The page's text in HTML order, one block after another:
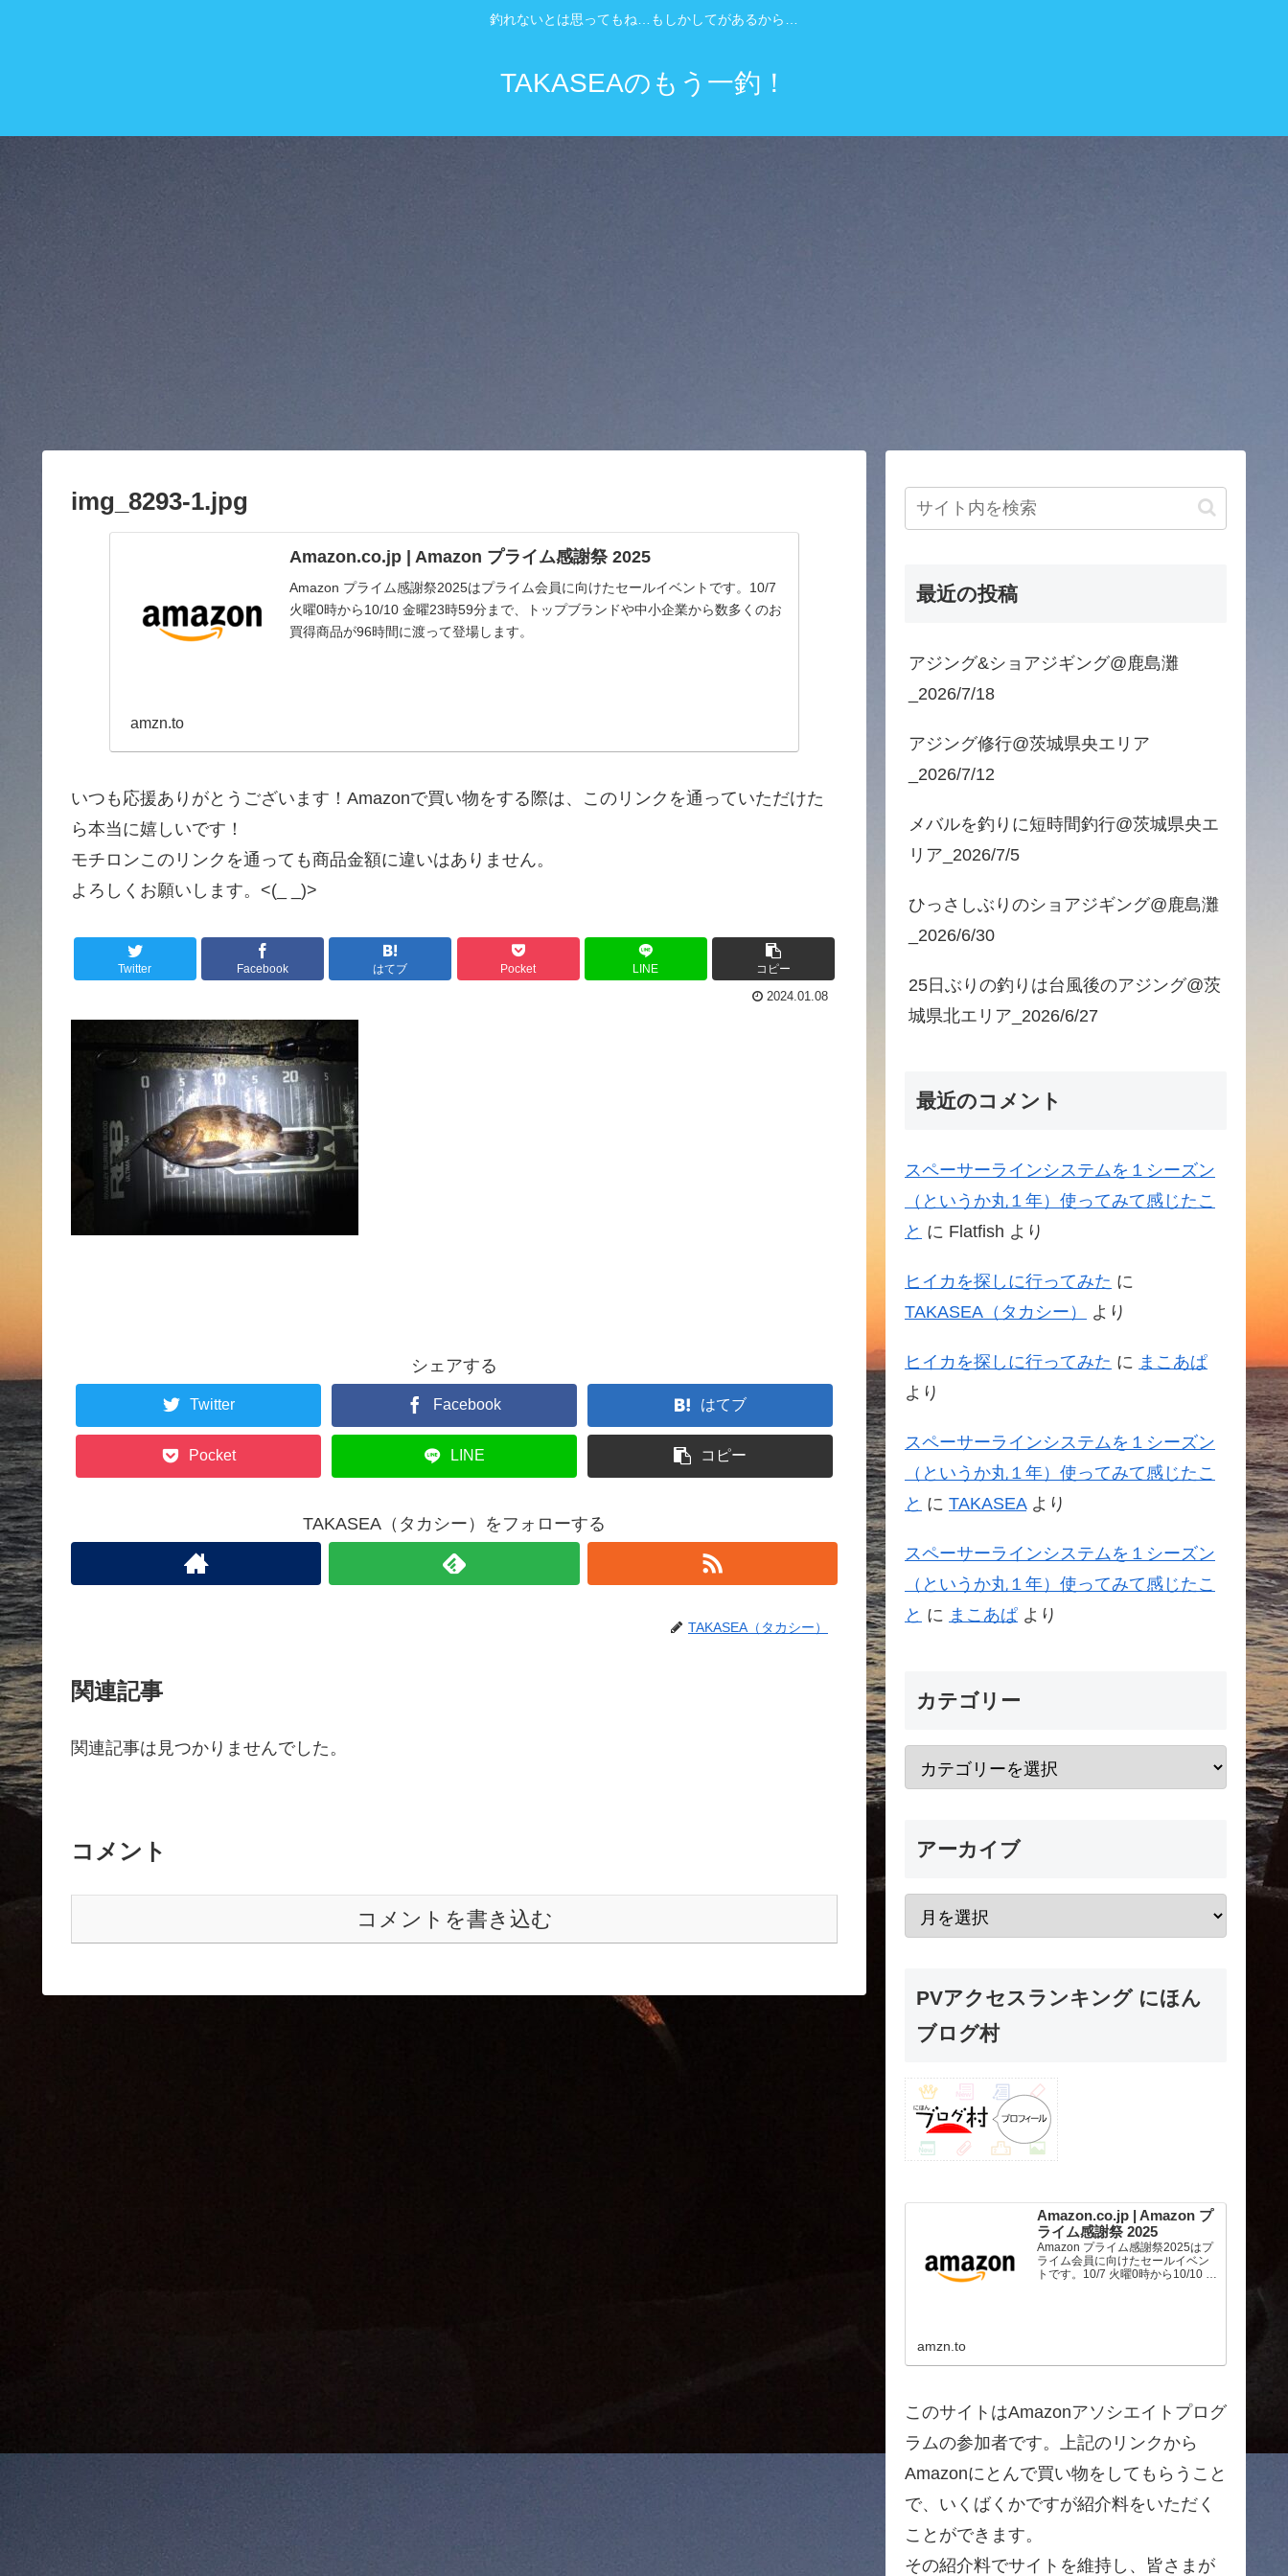
釣れないとは思ってもね…もしかしてがあるから…
TAKASEAのもう一釣！
img_8293-1.jpg
Amazon.co.jp | Amazon プライム感謝祭 2025
Amazon プライム感謝祭2025はプライム会員に向けたセールイベントです。10/7
火曜0時から10/10 金曜23時59分まで、トップブランドや中小企業から数多くのお
買得商品が96時間に渡って登場します。
amzn.to
いつも応援ありがとうございます！Amazonで買い物をする際は、このリンクを通っていただけた
ら本当に嬉しいです！
モチロンこのリンクを通っても商品金額に違いはありません。
よろしくお願いします。<(_ _)>
Twitter Facebook はてブ Pocket LINE コピー
2024.01.08
シェアする
Twitter Facebook はてブ
Pocket LINE コピー
TAKASEA（タカシー）をフォローする
TAKASEA（タカシー）
関連記事
関連記事は見つかりませんでした。
コメント
コメントを書き込む
最近の投稿
アジング&ショアジギング@鹿島灘
_2026/7/18
アジング修行@茨城県央エリア
_2026/7/12
メバルを釣りに短時間釣行@茨城県央エ
リア_2026/7/5
ひっさしぶりのショアジギング@鹿島灘
_2026/6/30
25日ぶりの釣りは台風後のアジング@茨
城県北エリア_2026/6/27
最近のコメント
スペーサーラインシステムを１シーズン
（というか丸１年）使ってみて感じたこ
と に Flatfish より
ヒイカを探しに行ってみた に
TAKASEA（タカシー）
より
ヒイカを探しに行ってみた に まこあぱ
より
スペーサーラインシステムを１シーズン
（というか丸１年）使ってみて感じたこ
と に TAKASEAより
スペーサーラインシステムを１シーズン
（というか丸１年）使ってみて感じたこ
と に まこあぱ より
カテゴリー
アーカイブ
PVアクセスランキング にほん
ブログ村
Amazon.co.jp | Amazon プ
ライム感謝祭 2025
Amazon プライム感謝祭2025はプ
ライム会員に向けたセールイベン
トです。10/7 火曜0時から10/10 金
amzn.to
このサイトはAmazonアソシエイトプログ
ラムの参加者です。上記のリンクから
Amazonにとんで買い物をしてもらうこと
で、いくばくかですが紹介料をいただく
ことができます。
その紹介料でサイトを維持し、皆さまが